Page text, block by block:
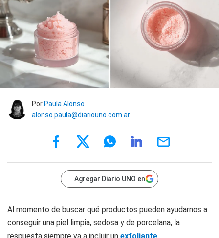
Por Paula Alonso
alonso.paula@diariouno.com.ar
Agregar Diario UNO en
Al momento de buscar qué productos pueden ayudarnos a
conseguir una piel limpia, sedosa y de porcelana, la
respuesta siempre va a incluir un exfoliante.